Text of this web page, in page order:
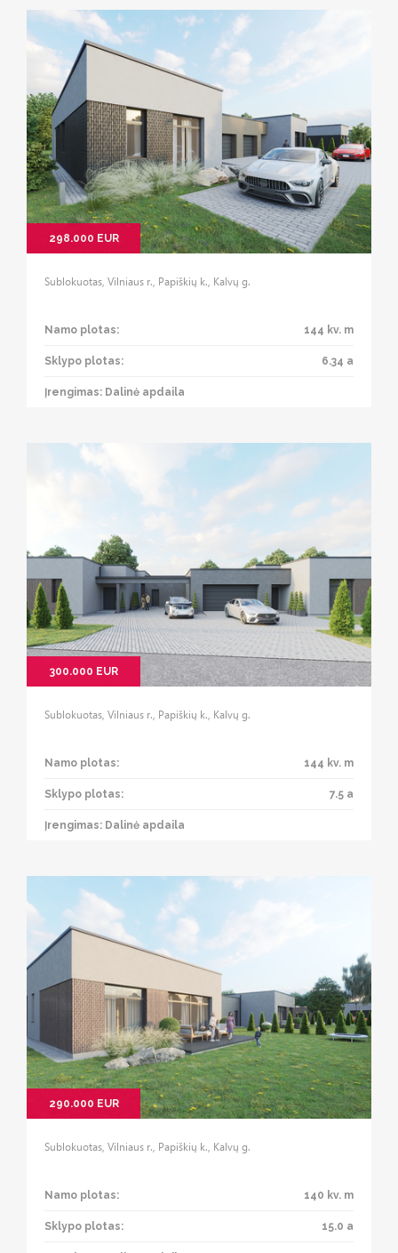
298.000 EUR
Sublokuotas, Vilniaus r., Papiškių k., Kalvų g.
Namo plotas: 144 kv. m
Sklypo plotas: 6.34 a
Įrengimas: Dalinė apdaila
300.000 EUR
Sublokuotas, Vilniaus r., Papiškių k., Kalvų g.
Namo plotas: 144 kv. m
Sklypo plotas: 7.5 a
Įrengimas: Dalinė apdaila
290.000 EUR
Sublokuotas, Vilniaus r., Papiškių k., Kalvų g.
Namo plotas: 140 kv. m
Sklypo plotas: 15.0 a